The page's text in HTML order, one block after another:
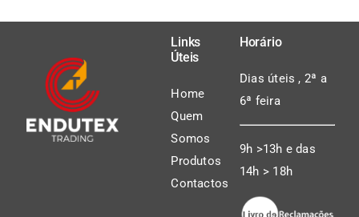
Links
Úteis
Home
Quem
Somos
Produtos
Contactos
Horário
Dias úteis , 2ª a
6ª feira
9h >13h e das
14h > 18h